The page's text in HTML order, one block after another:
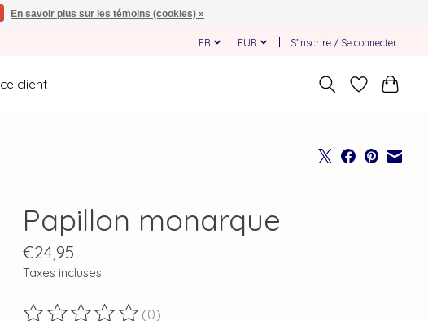
FR EUR S’inscrire / Se connecter
client
Papillon monarque
€24,95
Taxes incluses
(0)
En savoir plus sur les témoins (cookies) »